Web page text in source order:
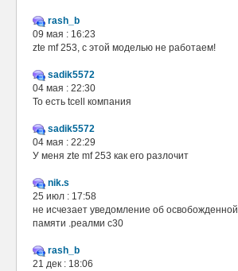
rash_b
09 мая : 16:23
zte mf 253, с этой моделью не работаем!
sadik5572
04 мая : 22:30
То есть tcell компания
sadik5572
04 мая : 22:29
У меня zte mf 253 как его разлочит
nik.s
25 июл : 17:58
не исчезает уведомление об освобожденной
памяти .реалми с30
rash_b
21 дек : 18:06